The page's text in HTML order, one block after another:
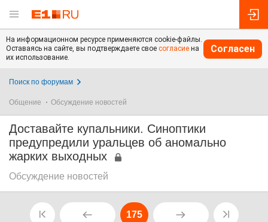
На информационном ресурсе применяются cookie-файлы.
Оставаясь на сайте, вы подтверждаете свое согласие на
их использование.
Согласен
Поиск по форумам
Общение Обсуждение новостей
Доставайте купальники. Синоптики
предупредили уральцев об аномально
жарких выходных
Обсуждение новостей
175